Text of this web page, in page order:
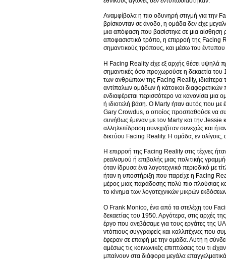
Αναμφίβολα η πιο οδυνηρή στιγμή για την
βρίσκονταν σε άνοδο, η ομάδα δεν είχε
μια απόφαση που βασίστηκε σε μια αίσθηση
αποφασιστικό τρόπο, η επιρροή της Facing
σημαντικούς τρόπους, και μέσω του
Η Facing Reality είχε εξ αρχής θέσει υψηλά
σημαντικές όσο προχωρούσε η δεκαετία
των ανθρώπων της Facing Reality,
αντίπαλων ομάδων ή κάτοικοι
ενδιαφέρεται περισσότερο να κανονίσει
ή ιδιοτελή βάση. Ο Marty ήταν αυτός που με
Gary Crowdus, ο οποίος προσπαθούσε να
συνήθως έμεναν με τον Marty και την Jessie
αλληλεπίδραση συνεχιζόταν συνεχώς και
δικτύου Facing Reality. Η ομάδα, εν ολίγοις,
Η επιρροή της Facing Reality στις τέχνες
ρεαλισμού ή επιβολής μιας πολιτικής
όταν ίδρυσα ένα λογοτεχνικό περιοδικό με
ήταν η υποστήριξη που παρείχε η Facing
μέρος μιας παράδοσης πολύ πιο πλούσιας
το κίνημα των λογοτεχνικών μικρών
Ο Frank Monico, ένα από τα στελέχη του
δεκαετίας του 1950. Αργότερα, στις αρχές
έργο που ανεβάσαμε για τους εργάτες της
ντόπιους συγγραφείς και καλλιτέχνες που
έφεραν σε επαφή με την ομάδα. Αυτή η
αμέσως τις κοινωνικές επιπτώσεις του τι
μπαίνουν στα διάφορα μεγάλα